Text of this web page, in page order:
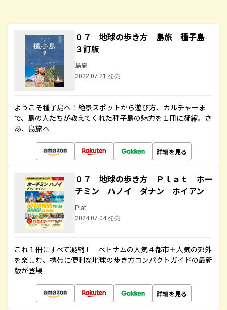
０７ 地球の歩き方 島旅 種子島
３訂版
島旅
2022.07.21 発売
ようこそ種子島へ！絶景スポットから遊び方、カルチャーま
で、島の人たちが教えてくれた種子島の魅力を１冊に凝縮。さ
あ、島旅へ
詳細を見る
０７ 地球の歩き方 Ｐｌａｔ ホー
チミン ハノイ ダナン ホイアン
Plat
2024.07.04 発売
これ１冊にすべて凝縮！ ベトナムの人気４都市＋人気の郊外
を楽しむ、携帯に便利な地球の歩き方コンパクトガイドの最新
版が登場
詳細を見る